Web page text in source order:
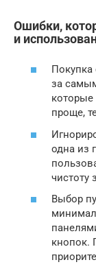
Ошибки,
и
за
которые
проще,
одна из
чистоту
Выбор
кнопок.